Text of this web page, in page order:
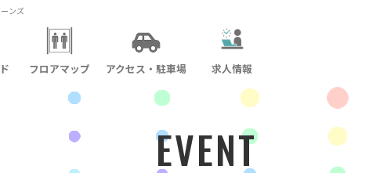
ンズ
フロアマップ アクセス・駐車場 求人情報
EVENT